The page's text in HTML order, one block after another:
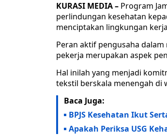
KURASI MEDIA – Program
perlindungan kesehatan
menciptakan lingkungan
Peran aktif pengusaha
pekerja merupakan aspek
Hal inilah yang menjadi
tekstil berskala menengah di
Baca Juga:
BPJS Kesehatan Ikut
Apakah Periksa USG